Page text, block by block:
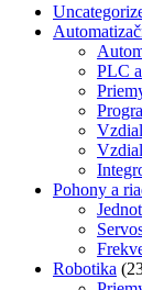
PLC
Pohony a
Robotika